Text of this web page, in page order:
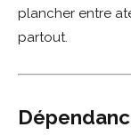
plancher entre
partout.